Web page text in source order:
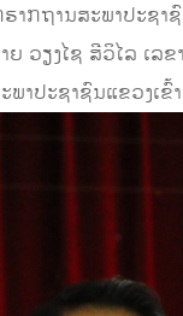
ກຖານສະພາປະຊ
ຽງໄຊ ສີວິໄລ ເລຂ
າປະຊາຊົນແຂວງເຂົ້